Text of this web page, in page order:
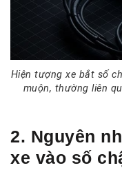
Hiện tượng xe bắt số
muộn, thường liên
2. Nguyên
xe vào số